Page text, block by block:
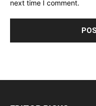
next time I comment.